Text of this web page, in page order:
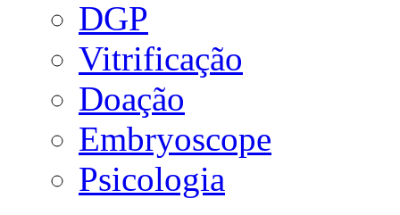
DGP
Vitrificação
Doação
Embryoscope
Psicologia